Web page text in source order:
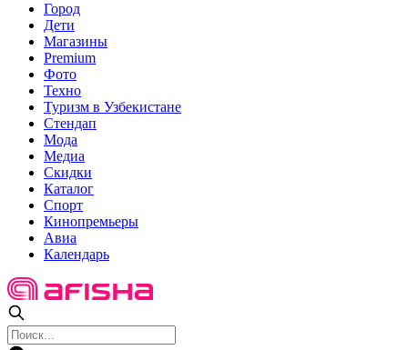
Город
Дети
Магазины
Premium
Фото
Техно
Туризм в Узбекистане
Стендап
Мода
Медиа
Скидки
Каталог
Спорт
Кинопремьеры
Авиа
Календарь